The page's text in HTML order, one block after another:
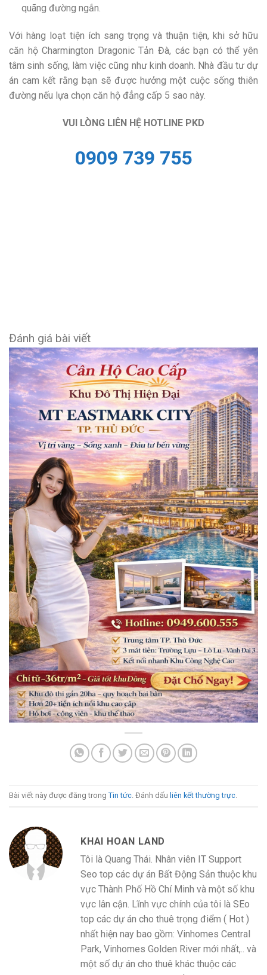
quãng đường ngắn.
Với hàng loạt tiện ích sang trọng và thuận tiện, khi sở hữu
căn hộ Charmington Dragonic Tản Đà, các bạn có thể yên
tâm sinh sống, làm việc cũng như kinh doanh. Nhà đầu tư dự
án cam kết rằng bạn sẽ được hưởng một cuộc sống thiên
đường nếu lựa chọn căn hộ đẳng cấp 5 sao này.
VUI LÒNG LIÊN HỆ HOTLINE PKD
0909 739 755
Đánh giá bài viết
Bài viết này được đăng trong Tin tức. Đánh dấu liên kết thường trực.
KHAI HOAN LAND
Tôi là Quang Thái. Nhân viên IT Support
Seo top các dự án Bất Động Sản thuộc khu
vực Thành Phố Hồ Chí Minh và một số khu
vực lân cận. Lĩnh vực chính của tôi là SEo
top các dự án cho thuê trọng điểm ( Hot )
nhất hiện nay bao gồm: Vinhomes Central
Park, Vinhomes Golden River mới nhất,.. và
một số dự án cho thuê khác thuộc các